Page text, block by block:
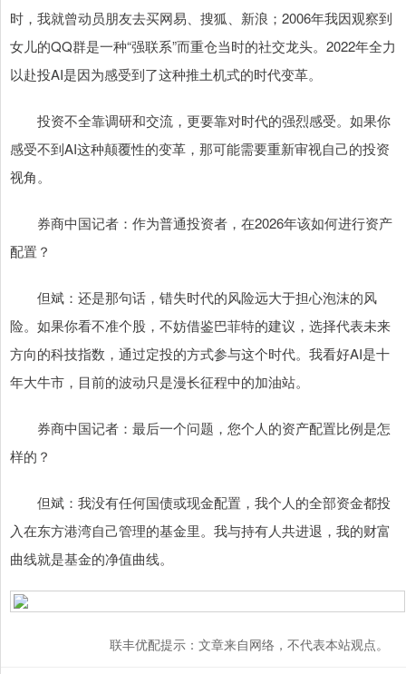
时，我就曾动员朋友去买网易、搜狐、新浪；2006年我因观察到
女儿的QQ群是一种“强联系”而重仓当时的社交龙头。2022年全力
以赴投AI是因为感受到了这种推土机式的时代变革。
投资不全靠调研和交流，更要靠对时代的强烈感受。如果你
感受不到AI这种颠覆性的变革，那可能需要重新审视自己的投资
视角。
券商中国记者：作为普通投资者，在2026年该如何进行资产
配置？
但斌：还是那句话，错失时代的风险远大于担心泡沫的风
险。如果你看不准个股，不妨借鉴巴菲特的建议，选择代表未来
方向的科技指数，通过定投的方式参与这个时代。我看好AI是十
年大牛市，目前的波动只是漫长征程中的加油站。
券商中国记者：最后一个问题，您个人的资产配置比例是怎
样的？
但斌：我没有任何国债或现金配置，我个人的全部资金都投
入在东方港湾自己管理的基金里。我与持有人共进退，我的财富
曲线就是基金的净值曲线。
联丰优配提示：文章来自网络，不代表本站观点。